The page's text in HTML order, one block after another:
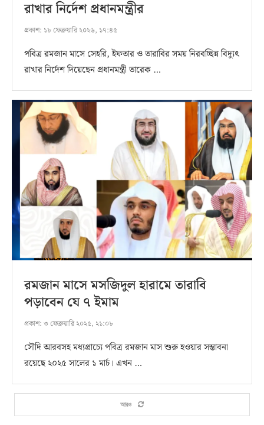
রাখার নির্দেশ প্রধানমন্ত্রীর
প্রকাশ: ১৮ ফেব্রুয়ারি ২০২৬, ১৭:৪৫
পবিত্র রমজান মাসে সেহরি, ইফতার ও তারাবির সময় নিরবচ্ছিন্ন বিদ্যুৎ
রাখার নির্দেশ দিয়েছেন প্রধানমন্ত্রী তারেক …
রমজান মাসে মসজিদুল হারামে তারাবি
পড়াবেন যে ৭ ইমাম
প্রকাশ: ৩ ফেব্রুয়ারি ২০২৫, ২১:০৮
সৌদি আরবসহ মধ্যপ্রাচ্যে পবিত্র রমজান মাস শুরু হওয়ার সম্ভাবনা
রয়েছে ২০২৫ সালের ১ মার্চ। এখন …
আরও